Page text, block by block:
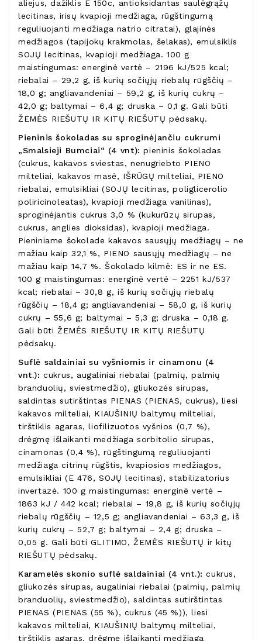
aliejus, dažiklis E 150c, antioksidantas saulėgrąžų
lecitinas, irisų kvapioji medžiaga, rūgštingumą
reguliuojanti medžiaga natrio citratai), glajinės
medžiagos (tapijokų krakmolas, šelakas), emulsiklis
SOJŲ lecitinas, kvapioji medžiaga. 100 g
maistingumas: energinė vertė – 2196 kJ/525 kcal;
riebalai – 29,2 g, iš kurių sočiųjų riebalų rūgščių –
18,0 g; angliavandeniai – 59,2 g, iš kurių cukrų –
42,0 g; baltymai – 6,4 g; druska – 0,1 g. Gali būti
ŽEMĖS RIEŠUTŲ IR KITŲ RIEŠUTŲ pėdsakų.
Pieninis šokoladas su sproginėjančiu cukrumi
„Smalsieji Bumciai“ (4 vnt):pieninis šokoladas
(cukrus, kakavos sviestas, nenugriebto PIENO
milteliai, kakavos masė, IŠRŪGŲ milteliai, PIENO
riebalai, emulsikliai (SOJŲ lecitinas, poliglicerolio
poliricinoleatas), kvapioji medžiaga vanilinas),
sproginėjantis cukrus 3,0 % (kukurūzų sirupas,
cukrus, anglies dioksidas), kvapioji medžiaga.
Pieniniame šokolade kakavos sausųjų medžiagų – ne
mažiau kaip 32,1 %, PIENO sausųjų medžiagų – ne
mažiau kaip 14,7 %. Šokolado kilmė: ES ir ne ES.
100 g maistingumas: energinė vertė – 2251 kJ/537
kcal; riebalai – 30,8 g, iš kurių sočiųjų riebalų
rūgščių – 18,4 g; angliavandeniai – 58,0 g, iš kurių
cukrų – 55,6 g; baltymai – 5,3 g; druska – 0,18 g.
Gali būti ŽEMĖS RIEŠUTŲ IR KITŲ RIEŠUTŲ
pėdsakų.
Suflė saldainiai su vyšniomis ir cinamonu (4
vnt.): cukrus, augaliniai riebalai (palmių, palmių
branduolių, sviestmedžio), gliukozės sirupas,
saldintas sutirštintas PIENAS (PIENAS, cukrus), liesi
kakavos milteliai, KIAUŠINIŲ baltymų milteliai,
tirštiklis agaras, liofilizuotos vyšnios (0,7 %),
drėgmę išlaikanti medžiaga sorbitolio sirupas,
cinamonas (0,4 %), rūgštingumą reguliuojanti
medžiaga citrinų rūgštis, kvapiosios medžiagos,
emulsikliai (E 476, SOJŲ lecitinas), stabilizatorius
invertazė. 100 g maistingumas: energinė vertė –
1863 kJ / 442 kcal; riebalai – 19,8 g, iš kurių sočiųjų
riebalų rūgščių – 12,5 g; angliavandeniai – 63,3 g, iš
kurių cukrų – 52,7 g; baltymai – 2,4 g; druska –
0,05 g. Gali būti GLITIMO, ŽEMĖS RIEŠUTŲ ir kitų
RIEŠUTŲ pėdsakų.
Karamelės skonio suflė saldainiai (4 vnt.): cukrus,
gliukozės sirupas, augaliniai riebalai (palmių, palmių
branduolių, sviestmedžio), saldintas sutirštintas
PIENAS (PIENAS (55 %), cukrus (45 %)), liesi
kakavos milteliai, KIAUŠINIŲ baltymų milteliai,
tirštiklis agaras, drėgmę išlaikanti medžiaga